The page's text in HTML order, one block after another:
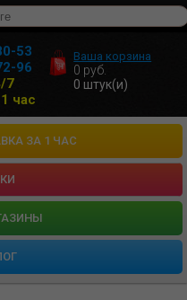
53
96
7
час
Ваша корзина
0 руб.
0 штук(и)
ЗА 1 ЧАС